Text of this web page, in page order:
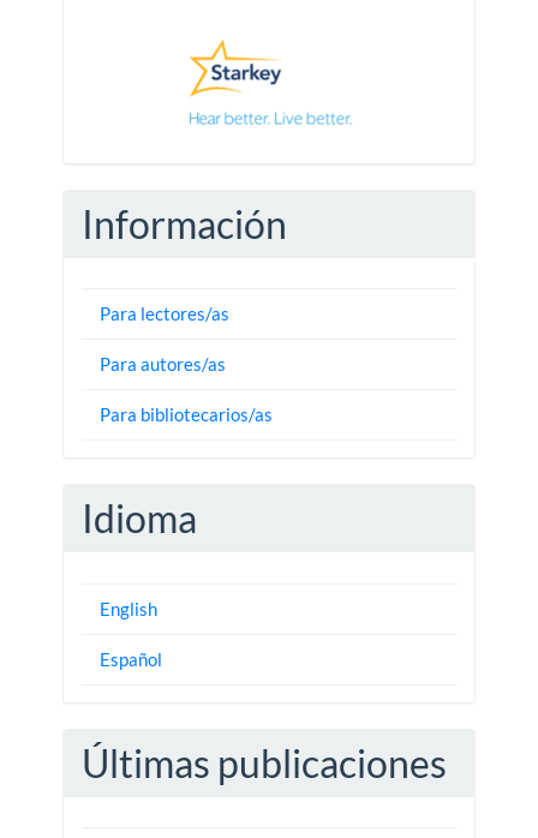
Información
Para lectores/as
Para autores/as
Para bibliotecarios/as
Idioma
English
Español
Últimas publicaciones